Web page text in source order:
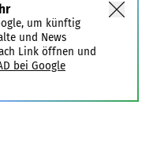
um künftig
und News
Link öffnen und
bei Google